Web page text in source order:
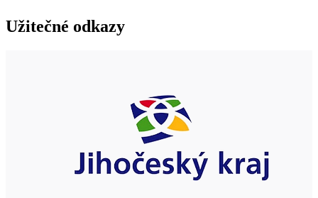
Užitečné odkazy